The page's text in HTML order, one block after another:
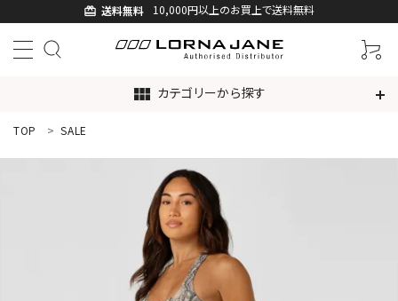
card_giftcard 送料無料 10,000円以上のお買上で送料無料
view_module カテゴリーから探す
ACCOUNT MENU
ようこそ ゲスト 様
新規会員登録
search
TOP SALE